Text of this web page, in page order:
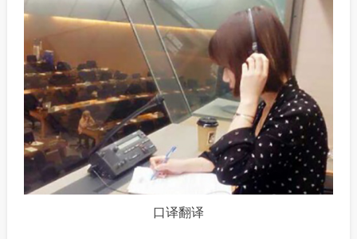
口译翻译